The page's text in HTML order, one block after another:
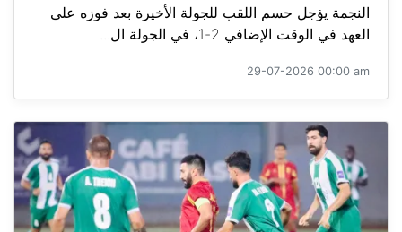
النجمة يؤجل حسم اللقب للجولة الأخيرة بعد فوزه على
العهد في الوقت الإضافي 2-1، في الجولة ال...
29-07-2026 00:00 am